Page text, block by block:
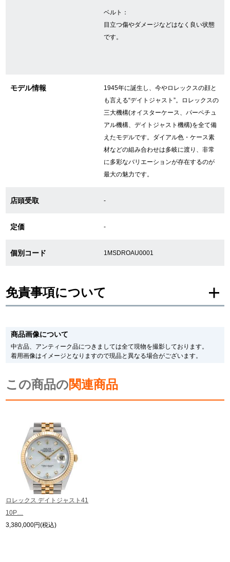
買取ブログ
SNS・動画
For Overseas Customers
한국어
ภาษาไทย
商品画像について
中古品、アンティーク品につきましては全て現物を撮影しております。
着用画像はイメージとなりますので現品と異なる場合がございます。
この商品の関連商品
ロレックス デイトジャスト41
10P…
3,380,000円(税込)
ベルト：
目立つ傷やダメージなどはなく良い状態
です。
モデル情報
1945年に誕生し、今やロレックスの顔と
も言える“デイトジャスト”。ロレックスの
三大機構(オイスターケース、パーペチュ
アル機構、デイトジャスト機構)を全て備
えたモデルです。ダイアル色・ケース素
材などの組み合わせは多岐に渡り、非常
に多彩なバリエーションが存在するのが
最大の魅力です。
店頭受取 -
定価 -
個別コード 1MSDROAU0001
免責事項について
メーカー保護シールの有無に個体差がございますのでご了承下さいませ。
また、メーカーにてマイナーチェンジがなされる場合がございますが、在庫品
の仕様で販売させていただきますので予めご了承の程お願いいたします。
尚、中古品、アンティーク品につきましては現品を撮影しております。
ます。
の掲載を控えております。
※当店では店頭販売も行っております為、サイトでのご注文と店頭処理との時
間差で在庫切れになる場合がございます。
予めご了承くださいませ。
また、ご来店にてご購入を希望される場合にも、事前に在庫の確認をお電話か
メールにてお問い合わせいただけますようお願いいたします。
※アンティーク品やユーズド品の場合、外装および内部機械に代替部品を使用
している場合がございます。
※表示の定価は、入荷時の価格となっております。
現在の定価と異なる場合がございますのでご了承くださいませ。